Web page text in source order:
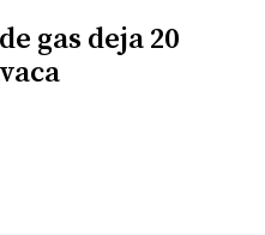
gas deja 20